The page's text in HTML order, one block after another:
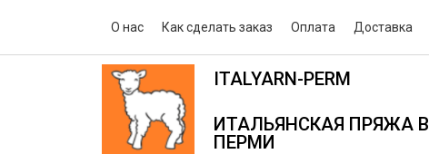
О нас Как сделать заказ Оплата Доставка
ITALYARN-PERM
ИТАЛЬЯНСКАЯ ПРЯЖА В
ПЕРМИ